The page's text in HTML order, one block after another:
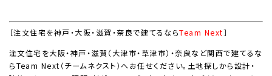
［注文住宅を神戸・大阪・滋賀・奈良で建てるならTeam Next］
注文住宅を大阪・神戸・滋賀（大津市・草津市）・奈良など関西で建てるな
らTeam Next （チームネクスト）へお任せください。土地探しから設計・